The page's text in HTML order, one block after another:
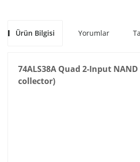
Ürün Bilgisi Yorumlar
74ALS38A Quad 2-Input
collector)